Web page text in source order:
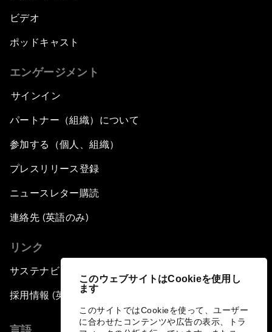
このウェブサイトはCookieを使用し
ます
このサイトではCookieを使って、ユーザー
に合わせたコンテンツや広告の表示、トラ
ビデオ
ポッドキャスト
エンゲージメント
サインイン
パートナー（組織）について
参加する（個人、組織）
プレスリリース登録
ニュースレター購読
連絡先 (英語のみ)
リンク
サステナビリティへの取り組み
採用情報 (英語のみ)